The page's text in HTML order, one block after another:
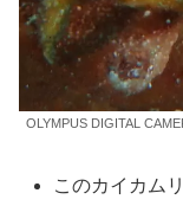
OLYMPUS DIGITAL
このカイカム